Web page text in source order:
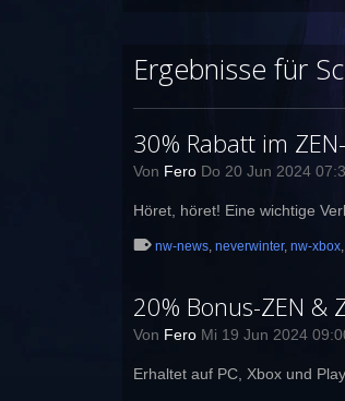
Ergebnisse für
30% Rabatt im
Von Fero Do 20 Jun 2024
Höret, höret! Eine wichtige
nw-news, neverwinter, nw-xbox,
20% Bonus-ZEN &
Von Fero Mi 19 Jun 2024
Erhaltet auf PC, Xbox und